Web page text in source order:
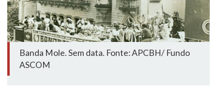
Banda Mole. Sem data. Fonte: APCBH/ Fundo
ASCOM